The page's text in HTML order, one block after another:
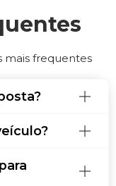
mais frequentes